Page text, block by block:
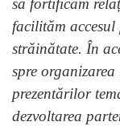
facilităm
străinătate. În
spre
prezentărilor
dezvoltarea